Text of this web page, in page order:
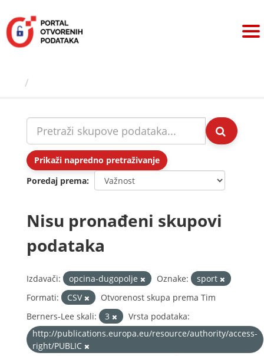
sadržaj
Prikaži napredno pretraživanje
Poredaj prema
Nisu pronađeni skupovi
podataka
Izdavači: opcina-dugopolje Oznake:
sport
Formati:
CSV
Otvorenost skupa prema Tim
Berners-Lee skali:
3
Vrsta podataka:
http://publications.europa.eu/resource/authority/access-
right/PUBLIC